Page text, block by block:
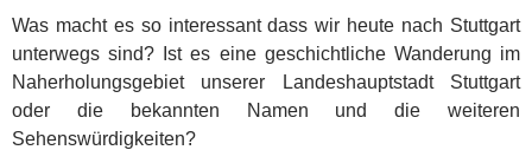
Was macht es so interessant dass wir heute nach Stuttgart
unterwegs sind? Ist es eine geschichtliche Wanderung im
Naherholungsgebiet unserer Landeshauptstadt Stuttgart
oder die bekannten Namen und die weiteren
Sehenswürdigkeiten?